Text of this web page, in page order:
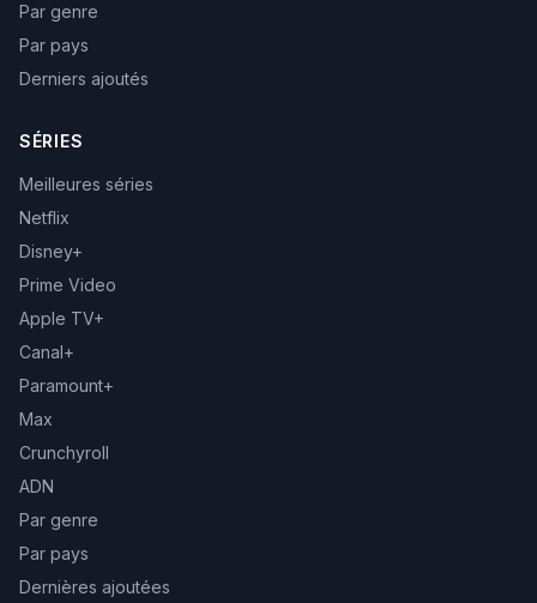
Par genre
Par pays
Derniers ajoutés
SÉRIES
Meilleures séries
Netflix
Disney+
Prime Video
Apple TV+
Canal+
Paramount+
Max
Crunchyroll
ADN
Par genre
Par pays
Dernières ajoutées